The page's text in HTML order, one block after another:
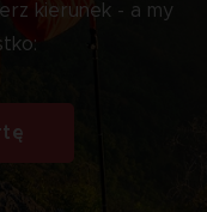
kierunek - a my